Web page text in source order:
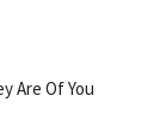
Are Of You